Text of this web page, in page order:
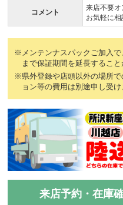
コメント
来店不要オ
お気軽に相
※メンテンナスパックご加入
まで保証期間を延長すること
※県外登録や店頭以外の場所
ョン等の費用は別途申し受け
来店予約・在庫